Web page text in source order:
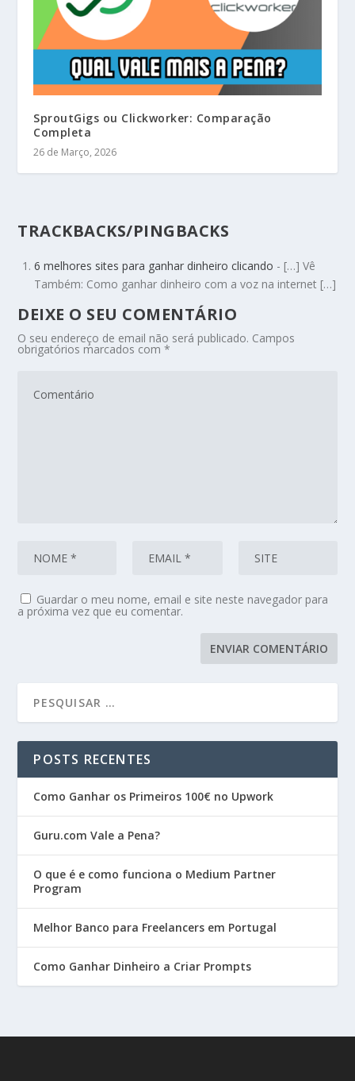
SproutGigs ou Clickworker: Comparação
Completa
26 de Março, 2026
TRACKBACKS/PINGBACKS
6 melhores sites para ganhar dinheiro clicando - […] Vê
Também: Como ganhar dinheiro com a voz na internet […]
DEIXE O SEU COMENTÁRIO
O seu endereço de email não será publicado. Campos
obrigatórios marcados com*
Guardar o meu nome, email e site neste navegador para
a próxima vez que eu comentar.
POSTS RECENTES
Como Ganhar os Primeiros 100€ no Upwork
Guru.com Vale a Pena?
O que é e como funciona o Medium Partner
Program
Melhor Banco para Freelancers em Portugal
Como Ganhar Dinheiro a Criar Prompts